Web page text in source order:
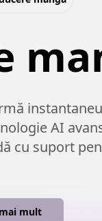
AI
cu suport
mult